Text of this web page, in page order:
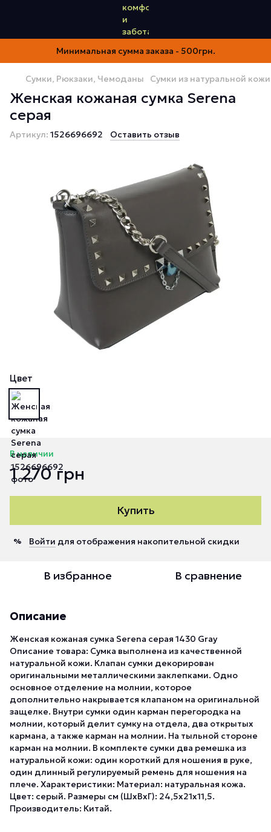
Минимальная сумма заказа - 500грн.
Сумки, Рюкзаки, Чемоданы Сумки из натуральной кожи
Женская кожаная сумка Serena
серая
Артикул: 1526696692 Оставить отзыв
Цвет
В наличии
1 270 грн
Купить
% Войти для отображения накопительной скидки
В избранное В сравнение
Описание
Женская кожаная сумка Serena серая 1430 Gray
Описание товара: Сумка выполнена из качественной
натуральной кожи. Клапан сумки декорирован
оригинальными металлическими заклепками. Одно
основное отделение на молнии, которое
дополнительно накрывается клапаном на оригинальной
защелке. Внутри сумки один карман перегородка на
молнии, который делит сумку на отдела, два открытых
кармана, а также карман на молнии. На тыльной стороне
карман на молнии. В комплекте сумки два ремешка из
натуральной кожи: один короткий для ношения в руке,
один длинный регулируемый ремень для ношения на
плече. Характеристики: Материал: натуральная кожа.
Цвет: серый. Размеры см (ШхВхГ): 24,5х21х11,5.
Производитель: Китай.